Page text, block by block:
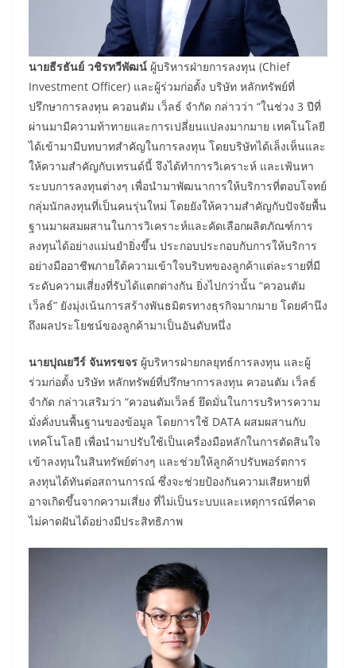
นายธีรธันย์ วชิรทวีพัฒน์ ผู้บริหารฝ่ายการลงทุน (Chief
Investment Officer) และผู้ร่วมก่อตั้ง บริษัท หลักทรัพย์ที่
ปรึกษาการลงทุน ควอนตัม เว็ลธ์ จำกัด กล่าวว่า “ในช่วง 3 ปีที่
ผ่านมามีความท้าทายและการเปลี่ยนแปลงมากมาย เทคโนโลยี
ได้เข้ามามีบทบาทสำคัญในการลงทุน โดยบริษัทได้เล็งเห็นและ
ให้ความสำคัญกับเทรนด์นี้ จึงได้ทำการวิเคราะห์ และเฟ้นหา
ระบบการลงทุนต่างๆ เพื่อนำมาพัฒนาการให้บริการที่ตอบโจทย์
กลุ่มนักลงทุนที่เป็นคนรุ่นใหม่ โดยยังให้ความสำคัญกับปัจจัยพื้น
ฐานมาผสมผสานในการวิเคราะห์และคัดเลือกผลิตภัณฑ์การ
ลงทุนได้อย่างแม่นยำยิ่งขึ้น ประกอบประกอบกับการให้บริการ
อย่างมืออาชีพภายใต้ความเข้าใจบริบทของลูกค้าแต่ละรายที่มี
ระดับความเสี่ยงที่รับได้แตกต่างกัน ยิ่งไปกว่านั้น “ควอนตัม
เว็ลธ์” ยังมุ่งเน้นการสร้างพันธมิตรทางธุรกิจมากมาย โดยคำนึง
ถึงผลประโยชน์ของลูกค้ามาเป็นอันดับหนึ่ง
นายปุณยวีร์ จันทรขจร ผู้บริหารฝ่ายกลยุทธ์การลงทุน และผู้
ร่วมก่อตั้ง บริษัท หลักทรัพย์ที่ปรึกษาการลงทุน ควอนตัม เว็ลธ์
จำกัด กล่าวเสริมว่า “ควอนตัมเว็ลธ์ ยึดมั่นในการบริหารความ
มั่งคั่งบนพื้นฐานของข้อมูล โดยการใช้ DATA ผสมผสานกับ
เทคโนโลยี เพื่อนำมาปรับใช้เป็นเครื่องมือหลักในการตัดสินใจ
เข้าลงทุนในสินทรัพย์ต่างๆ และช่วยให้ลูกค้าปรับพอร์ตการ
ลงทุนได้ทันต่อสถานการณ์ ซึ่งจะช่วยป้องกันความเสียหายที่
อาจเกิดขึ้นจากความเสี่ยง ที่ไม่เป็นระบบและเหตุการณ์ที่คาด
ไม่คาดฝันได้อย่างมีประสิทธิภาพ